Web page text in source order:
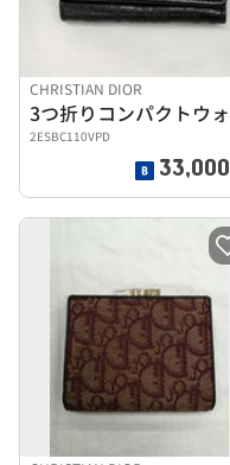
CHRISTIAN DIOR
2ESBC110VPD
33,000